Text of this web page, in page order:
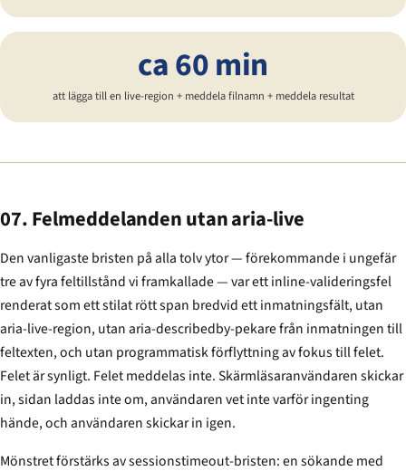
ca 60 min
att lägga till en live-region + meddela filnamn + meddela resultat
07. Felmeddelanden utan aria-live
Den vanligaste bristen på alla tolv ytor — förekommande i ungefär
tre av fyra feltillstånd vi framkallade — var ett inline-valideringsfel
renderat som ett stilat rött span bredvid ett inmatningsfält, utan
aria-live-region, utan aria-describedby-pekare från inmatningen till
feltexten, och utan programmatisk förflyttning av fokus till felet.
Felet är synligt. Felet meddelas inte. Skärmläsaranvändaren skickar
in, sidan laddas inte om, användaren vet inte varför ingenting
hände, och användaren skickar in igen.
Mönstret förstärks av sessionstimeout-bristen: en sökande med